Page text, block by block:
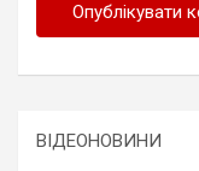
ВІДЕОНОВИНИ